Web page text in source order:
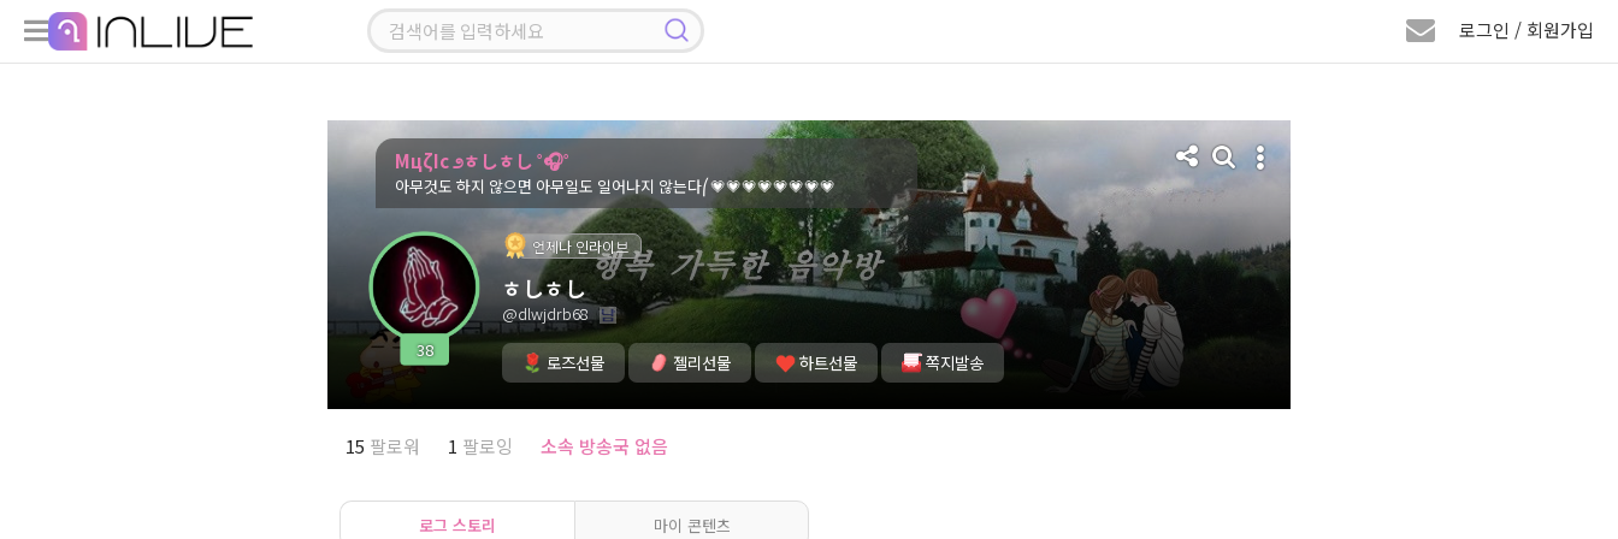
로그인 / 회원가입
ΜцζΙс ೨ㅎしㅎし ˚🎧˚
아무것도 하지 않으면 아무일도 일어나지 않는다⎛💗💗💗💗💗💗💗💗
38
언제나 인라이브
ㅎしㅎし
@dlwjdrb68
로즈선물 젤리선물 하트선물 쪽지발송
15 팔로워 1 팔로잉 소속 방송국 없음
로그 스토리 마이 콘텐츠